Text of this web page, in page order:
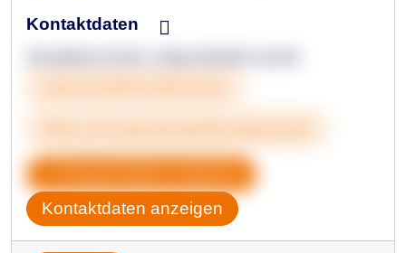
Kontaktdaten
Kontaktdaten anzeigen